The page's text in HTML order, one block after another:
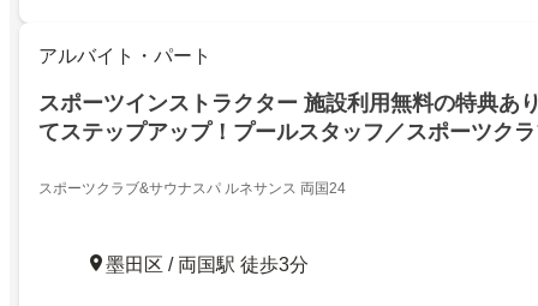
アルバイト・パート
スポーツインストラクター 施設利用無料の特典あ
てステップアップ！プールスタッフ／スポーツク
スポーツクラブ&サウナスパ ルネサンス 両国24
墨田区 / 両国駅 徒歩3分